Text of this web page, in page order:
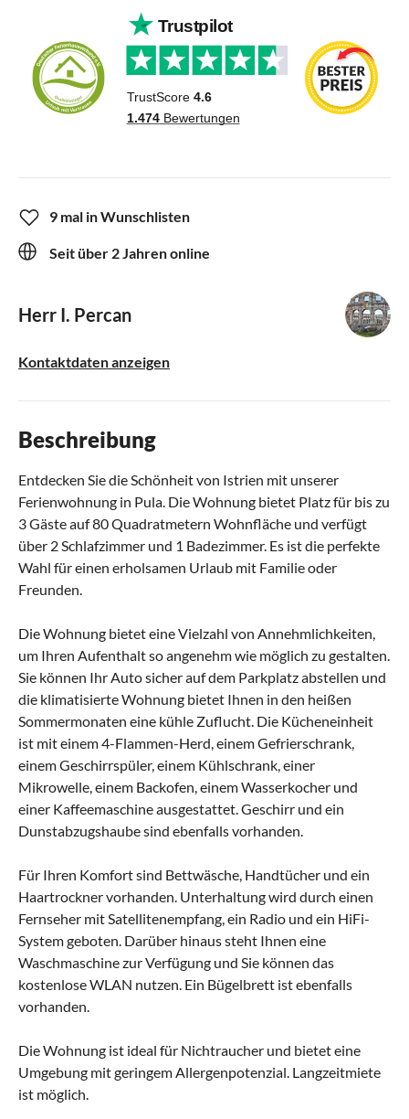
9 mal in Wunschlisten
Seit über 2 Jahren online
Herr I. Percan
Kontaktdaten anzeigen
Beschreibung
Entdecken Sie die Schönheit von Istrien mit unserer
Ferienwohnung in Pula. Die Wohnung bietet Platz für bis zu
3 Gäste auf 80 Quadratmetern Wohnfläche und verfügt
über 2 Schlafzimmer und 1 Badezimmer. Es ist die perfekte
Wahl für einen erholsamen Urlaub mit Familie oder
Freunden.
Die Wohnung bietet eine Vielzahl von Annehmlichkeiten,
um Ihren Aufenthalt so angenehm wie möglich zu gestalten.
Sie können Ihr Auto sicher auf dem Parkplatz abstellen und
die klimatisierte Wohnung bietet Ihnen in den heißen
Sommermonaten eine kühle Zuflucht. Die Kücheneinheit
ist mit einem 4-Flammen-Herd, einem Gefrierschrank,
einem Geschirrspüler, einem Kühlschrank, einer
Mikrowelle, einem Backofen, einem Wasserkocher und
einer Kaffeemaschine ausgestattet. Geschirr und ein
Dunstabzugshaube sind ebenfalls vorhanden.
Für Ihren Komfort sind Bettwäsche, Handtücher und ein
Haartrockner vorhanden. Unterhaltung wird durch einen
Fernseher mit Satellitenempfang, ein Radio und ein HiFi-
System geboten. Darüber hinaus steht Ihnen eine
Waschmaschine zur Verfügung und Sie können das
kostenlose WLAN nutzen. Ein Bügelbrett ist ebenfalls
vorhanden.
Die Wohnung ist ideal für Nichtraucher und bietet eine
Umgebung mit geringem Allergenpotenzial. Langzeitmiete
ist möglich.